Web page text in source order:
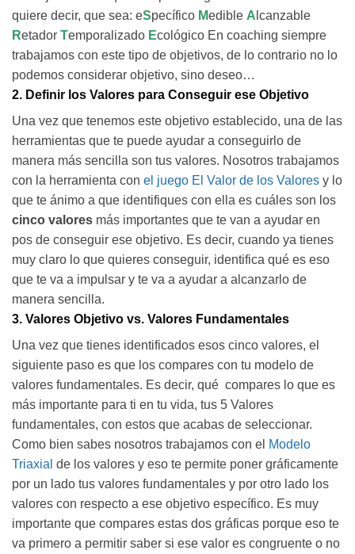
quiere decir, que sea: eSpecífico Medible A lcanzable
Retador Temporalizado Ecológico En coaching siempre
trabajamos con este tipo de objetivos, de lo contrario no lo
podemos considerar objetivo, sino deseo…
2. Definir los Valores para Conseguir ese Objetivo
Una vez que tenemos este objetivo establecido, una de las
herramientas que te puede ayudar a conseguirlo de
manera más sencilla son tus valores. Nosotros trabajamos
con la herramienta con el juego El Valor de los Valores y lo
que te ánimo a que identifiques con ella es cuáles son los
cinco valores más importantes que te van a ayudar en
pos de conseguir ese objetivo. Es decir, cuando ya tienes
muy claro lo que quieres conseguir, identifica qué es eso
que te va a impulsar y te va a ayudar a alcanzarlo de
manera sencilla.
3. Valores Objetivo vs. Valores Fundamentales
Una vez que tienes identificados esos cinco valores, el
siguiente paso es que los compares con tu modelo de
valores fundamentales. Es decir, qué compares lo que es
más importante para ti en tu vida, tus 5 Valores
fundamentales, con estos que acabas de seleccionar.
Como bien sabes nosotros trabajamos con el Modelo
Triaxial de los valores y eso te permite poner gráficamente
por un lado tus valores fundamentales y por otro lado los
valores con respecto a ese objetivo específico. Es muy
importante que compares estas dos gráficas porque eso te
va primero a permitir saber si ese valor es congruente o no